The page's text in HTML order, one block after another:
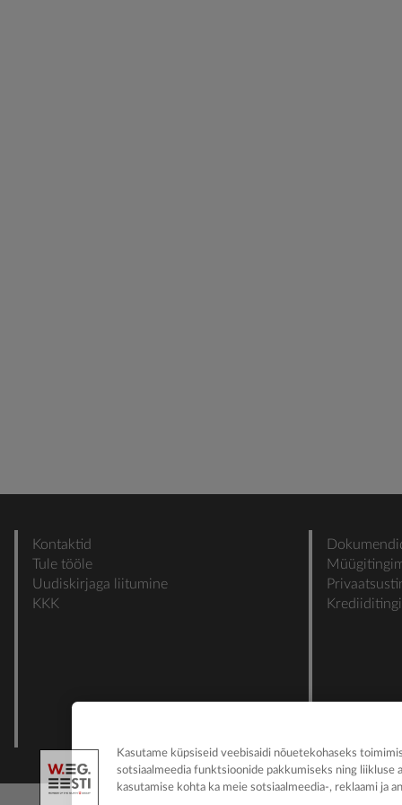
Kontaktid
Tule tööle
Uudiskirjaga liitumine
KKK
Kasutame küpsiseid veebisaidi nõuetekohaseks
sotsiaalmeedia funktsioonide pakkumiseks ning liikluse
kasutamise kohta ka meie sotsiaalmeedia-, reklaami ja